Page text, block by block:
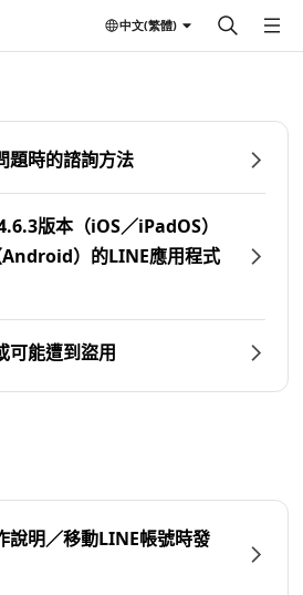
中文(繁體)
題時的諮詢方法
版本（iOS／iPadOS）
）的LINE應用程式
可能遭到盜用
說明／移動LINE帳號時發